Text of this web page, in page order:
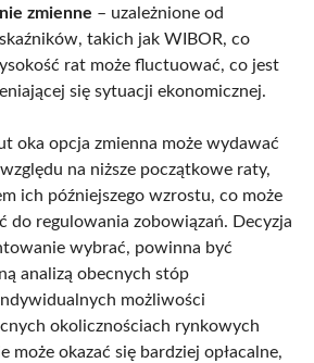
zmienne – uzależnione od
takich jak WIBOR, co
rat może fluctuować, co jest
się sytuacji ekonomicznej.
oka opcja zmienna może wydawać
na niższe początkowe raty,
ich późniejszego wzrostu, co może
do regulowania zobowiązań. Decyzja
wybrać, powinna być
analizą obecnych stóp
możliwości
okolicznościach rynkowych
może okazać się bardziej opłacalne,